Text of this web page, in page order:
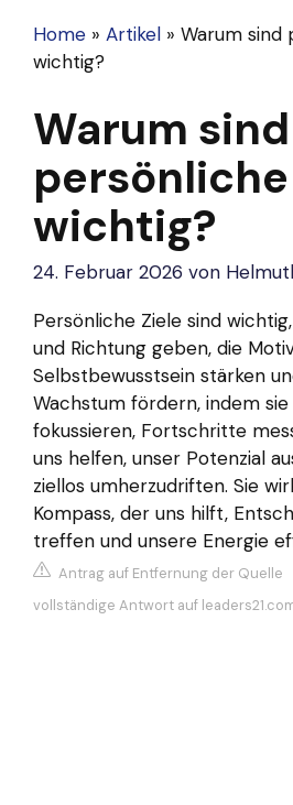
Home » Artikel » Warum sind
wichtig?
Warum sind
wichtig?
24. Februar 2026 von
Persönliche Ziele sind
und Richtung geben, die
Selbstbewusstsein stärken
Wachstum fördern, indem
fokussieren, Fortschritte
uns helfen, unser Potenzial
ziellos umherzudriften. Sie
Kompass, der uns hilft,
treffen und unsere Energie
Antrag auf Entfernung der Quelle
vollständige Antwort auf